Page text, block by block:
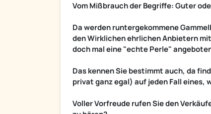
Vom Mißbrauch der Begriffe: Guter
Da werden runtergekommene
den Wirklichen ehrlichen Anbietern
doch mal eine "echte Perle"
Das kennen Sie bestimmt auch, da
privat ganz egal) auf jeden Fall
Voller Vorfreude rufen Sie den